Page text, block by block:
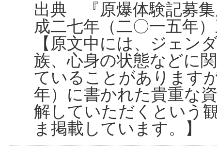
出典 『原爆体験記募
成二七年（二〇一五年
【原文中には、ジェン
族、心身の状態などに
ていることがあります
年）に書かれた貴重な
解していただくという
ま掲載しています。】